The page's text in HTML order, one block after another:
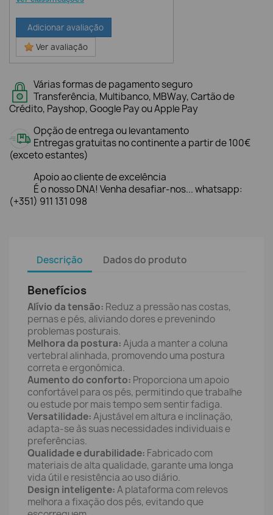
Adicionar avaliação
Ver avaliação
Várias formas de pagamento seguro
Transferência, Multibanco, MBWay, Cartão de
Crédito, Payshop, Google Pay ou Apple Pay
Opção de entrega ou levantamento
Entregas gratuitas no continente a partir de 100€
(exceto estantes)
Apoio ao cliente de excelência
É o nosso DNA! Venha desafiar-nos... whatsapp:
(+351) 911 131 098
Descrição Dados do produto
Benefícios
Alívio da tensão: Reduz a pressão nas costas,
pernas e pés, aliviando dores e prevenindo
problemas posturais.
Melhora da postura:Ajuda a manter a coluna
vertebral alinhada, promovendo uma postura
correta e ergonómica.
Aumento do conforto: Proporciona um apoio
confortável para os pés, permitindo que trabalhe
ou estude por mais tempo sem sentir fadiga.
Versatilidade:Ajustável em altura e inclinação,
adapta-se às suas necessidades individuais e
preferências.
Qualidade e durabilidade: Fabricado com
materiais de alta qualidade, garante uma longa
vida útil e resistência ao uso diário.
Design inteligente:A plataforma com relevos
melhora a fixação dos pés, evitando que